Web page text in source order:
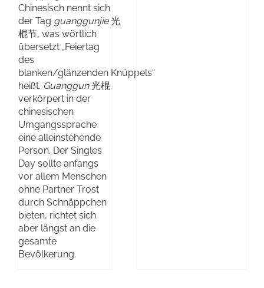
Chinesisch nennt sich
der Tag guanggunjie光
棍节, was wörtlich
übersetzt „Feiertag
des
blanken/glänzenden Knüppels“
heißt. Guanggun光棍
verkörpert in der
chinesischen
Umgangssprache
eine alleinstehende
Person. Der Singles
Day sollte anfangs
vor allem Menschen
ohne Partner Trost
durch Schnäppchen
bieten, richtet sich
aber längst an die
gesamte
Bevölkerung.